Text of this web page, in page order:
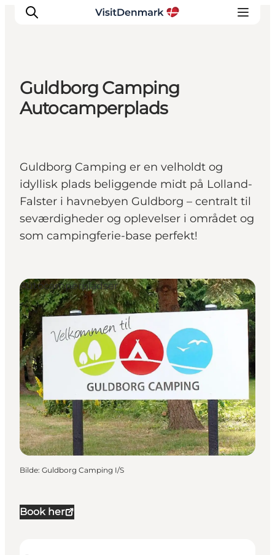
Inspirasjon
Planlegg reisen
Guldborg Camping
Autocamperplads
Guldborg Camping er en velholdt og
idyllisk plads beliggende midt på Lolland-
Falster i havnebyen Guldborg – centralt til
seværdigheder og oplevelser i området og
som campingferie-base perfekt!
Book her
Autocamperpladser
Bilde: Guldborg Camping I/S